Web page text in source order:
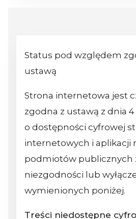
Status pod względem
ustawą
Strona internetowa jest
zgodna z ustawą z dnia 4
o dostępności cyfrowej
internetowych i aplikacji
podmiotów publicznych
niezgodności lub
wymienionych poniżej.
Treści niedostępne